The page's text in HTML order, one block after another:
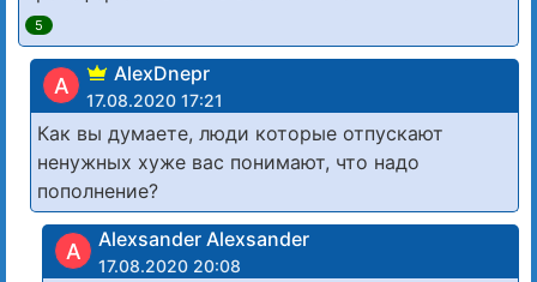
5
A AlexDnepr
17.08.2020 17:21
Как вы думаете, люди которые отпускают
ненужных хуже вас понимают, что надо
пополнение?
A Alexsander Alexsander
17.08.2020 20:08